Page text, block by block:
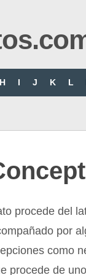
H I J K L
procede del
por
como
procede de